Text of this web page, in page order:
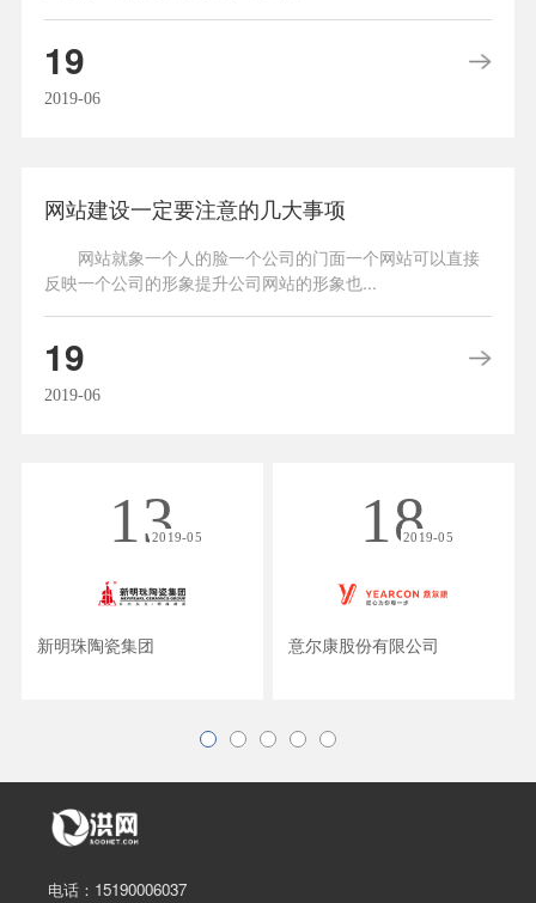
19
2019-06
网站建设一定要注意的几大事项
网站就象一个人的脸一个公司的门面一个网站可以直接
反映一个公司的形象提升公司网站的形象也...
19
2019-06
132019-05
新明珠陶瓷集团
182019-05
意尔康股份有限公司
电话：15190006037